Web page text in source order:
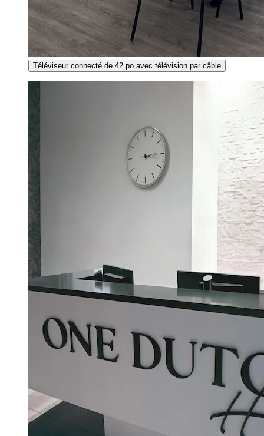
Téléviseur connecté de 42 po avec télévision par câble